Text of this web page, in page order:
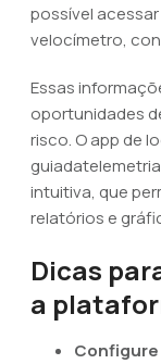
possível
velocímetro,
Essas
oportunidades
risco. O app de
intuitiva, que
relatórios e
Dicas
a